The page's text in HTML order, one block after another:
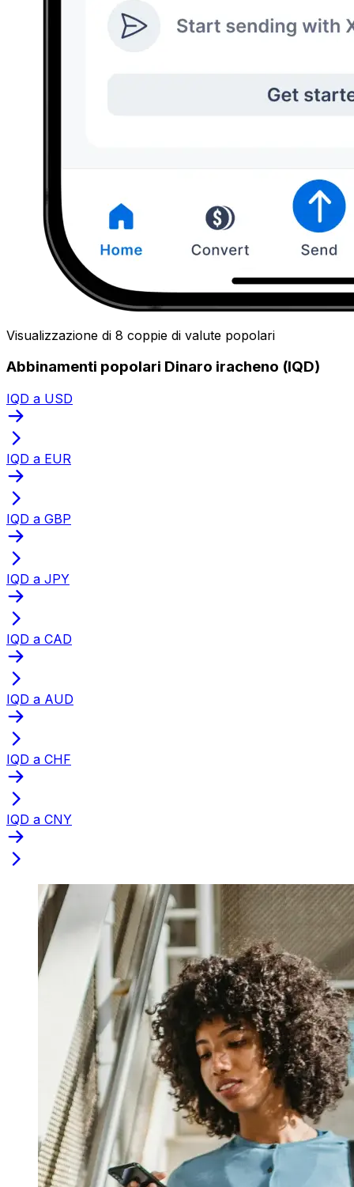
Visualizzazione di 8 coppie di valute popolari
Abbinamenti popolari Dinaro iracheno (IQD)
IQD a USD
IQD a EUR
IQD a GBP
IQD a JPY
IQD a CAD
IQD a AUD
IQD a CHF
IQD a CNY